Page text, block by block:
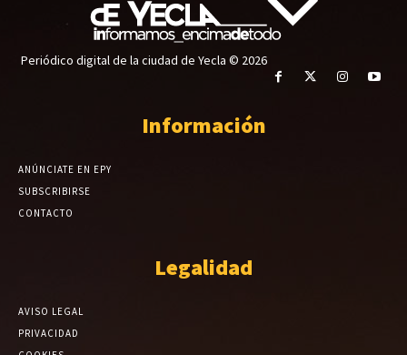
Periódico digital de la ciudad de Yecla © 2026
Información
ANÚNCIATE EN EPY
SUBSCRIBIRSE
CONTACTO
Legalidad
AVISO LEGAL
PRIVACIDAD